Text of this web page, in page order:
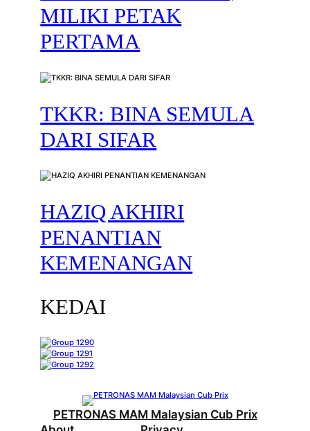
MILIKI PETAK
PERTAMA
TKKR: BINA SEMULA
DARI SIFAR
HAZIQ AKHIRI
PENANTIAN
KEMENANGAN
KEDAI
PETRONAS MAM Malaysian Cub Prix